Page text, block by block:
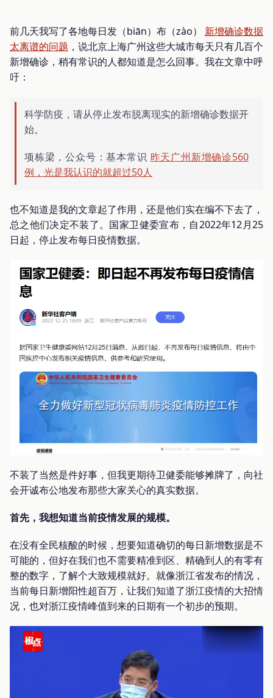
前几天我写了各地每日发（biān）布（zào） 新增确诊数据
太离谱的问题 ，说北京上海广州这些大城市每天只有几百个
新增确诊，稍有常识的人都知道是怎么回事。我在文章中呼
吁：
科学防疫，请从停止发布脱离现实的新增确诊数据开
始。
项栋梁，公众号：基本常识 昨天广州新增确诊560
例，光是我认识的就超过50人
也不知道是我的文章起了作用，还是他们实在编不下去了，
总之他们决定不装了。国家卫健委宣布，自2022年12月25
日起，停止发布每日疫情数据。
不装了当然是件好事，但我更期待卫健委能够摊牌了，向社
会开诚布公地发布那些大家关心的真实数据。
首先，我想知道当前疫情发展的规模。
在没有全民核酸的时候，想要知道确切的每日新增数据是不
可能的，但好在我们也不需要精准到区、精确到人的有零有
整的数字，了解个大致规模就好。就像浙江省发布的情况，
当前每日新增阳性超百万，让我们知道了浙江疫情的大招情
况，也对浙江疫情峰值到来的日期有一个初步的预期。